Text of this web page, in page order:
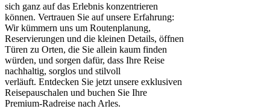
sich ganz auf das Erlebnis konzentrieren
können. Vertrauen Sie auf unsere Erfahrung:
Wir kümmern uns um Routenplanung,
Reservierungen und die kleinen Details, öffnen
Türen zu Orten, die Sie allein kaum finden
würden, und sorgen dafür, dass Ihre Reise
nachhaltig, sorglos und stilvoll
verläuft. Entdecken Sie jetzt unsere exklusiven
Reisepauschalen und buchen Sie Ihre
Premium‑Radreise nach Arles.